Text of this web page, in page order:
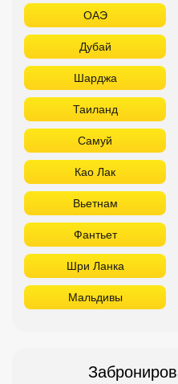
ОАЭ
Дубай
Шарджа
Таиланд
Самуй
Као Лак
Вьетнам
Фантьет
Шри Ланка
Мальдивы